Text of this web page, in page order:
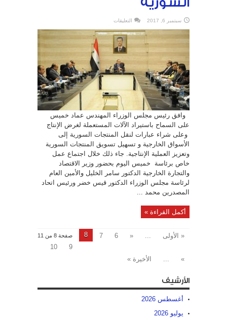
سبتمبر 6, 2017 التعليقات
أول
غيث
دمشق
الدولي
رئيس
الوزراء
يوافق
استيراد
الآلات
الصناعية
المستعملة
شراء
عبارات
لتصدير
المنتجات
السورية
وافق رئيس مجلس الوزراء المهندس عماد خميس
على السماح باستيراد الآلات المستعملة لغرض الإنتاج
وعلى شراء عبارات لنقل المنتجات السورية إلى
الأسواق الخارجية و تسهيل تسويق المنتجات السورية
وتعزيز العملية الإنتاجية. جاء ذلك خلال اجتماع عمل
خاص برئاسة خميس اليوم بحضور وزير الاقتصاد
والتجارة الخارجية الدكتور سامر الخليل والأمين العام
لرئاسة مجلس الوزراء الدكتور قيس خضر ورئيس اتحاد
المصدرين محمد ...
أكمل القراءة »
صفحة 8 من 11 « الأولى ...
«
6
7
8
9
10
»
... الأخيرة »
الأرشيف
أغسطس 2026
يوليو 2026